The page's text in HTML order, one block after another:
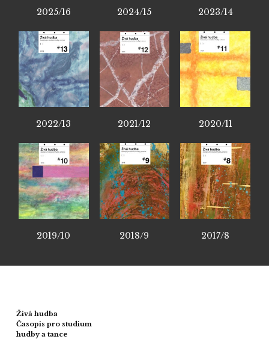
2025/16 2024/15 2023/14
2022/13 2021/12 2020/11
2019/10 2018/9 2017/8
Živá hudba
Časopis pro studium
hudby a tance